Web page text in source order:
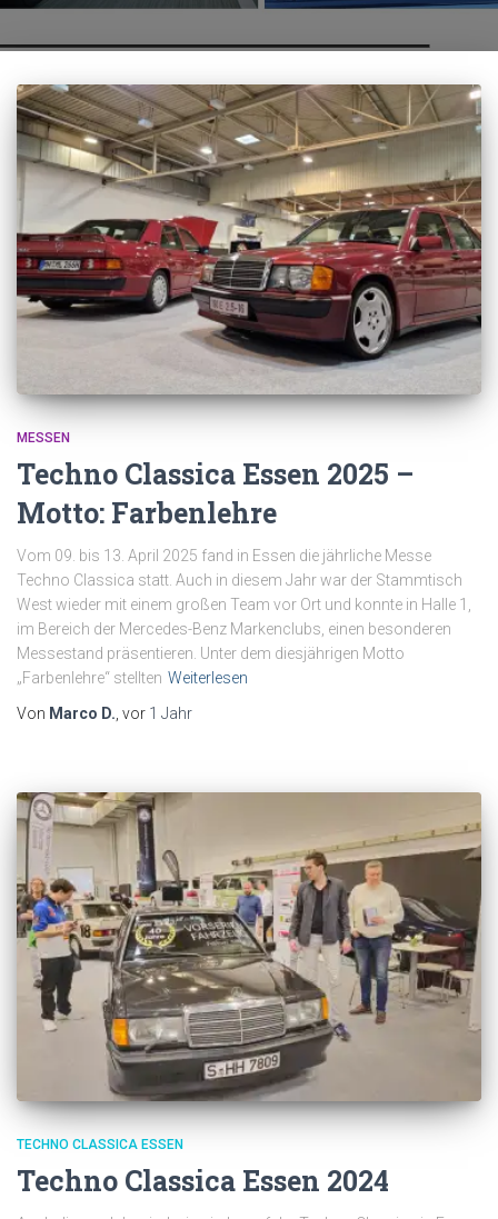
MESSEN
Techno Classica Essen 2025 –
Motto: Farbenlehre
Vom 09. bis 13. April 2025 fand in Essen die jährliche Messe
Techno Classica statt. Auch in diesem Jahr war der Stammtisch
West wieder mit einem großen Team vor Ort und konnte in Halle 1,
im Bereich der Mercedes-Benz Markenclubs, einen besonderen
Messestand präsentieren. Unter dem diesjährigen Motto
„Farbenlehre“ stellten Weiterlesen
Von Marco D. , vor 1 Jahr
TECHNO CLASSICA ESSEN
Techno Classica Essen 2024